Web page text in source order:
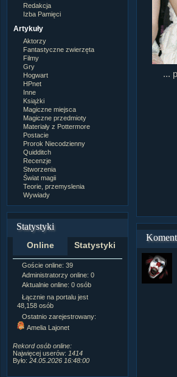
Redakcja
Izba Pamięci
Artykuły
Aktorzy
Fantastyczne zwierzęta
Filmy
Gry
Hogwart
HPnet
Inne
Książki
Magiczne miejsca
Magiczne przedmioty
Materiały z Pottermore
Postacie
Prorok Niecodzienny
Quidditch
Recenzje
Stworzenia
Świat magii
Teorie, przemyslenia
Wywiady
Statystyki
Online Statystyki
Goście online: 39
Administratorzy online: 0
Aktualnie online: 0 osób
Łącznie na portalu jest
48,158 osób
Ostatnio zarejestrowany:
Amelia Lajonet
Rekord osób online:
Najwięcej userów: 1414
Było: 24.05.2026 16:48:00
Napisanych
Dodanych
Zdjęć w galerii:
...